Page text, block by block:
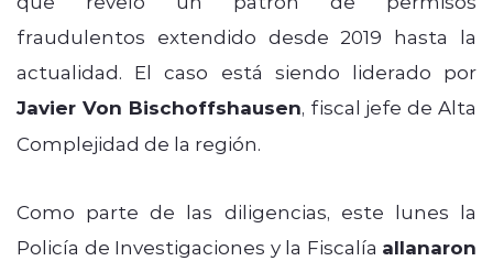
fraudulentos extendido desde 2019 hasta la
actualidad. El caso está siendo liderado por
Javier Von Bischoffshausen, fiscal jefe de Alta
Complejidad de la región.
Como parte de las diligencias, este lunes la
Policía de Investigaciones y la Fiscalía allanaron